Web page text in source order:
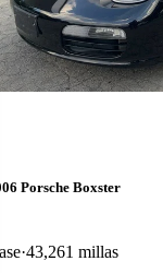
Porsche Boxster
43,261 millas